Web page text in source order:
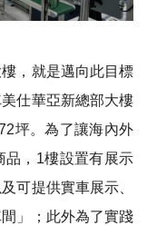
，就是邁向此目標
仕華亞新總部大樓
坪。為了讓海內外
品，1樓設置有展示
可提供實車展示、
」；此外為了實踐